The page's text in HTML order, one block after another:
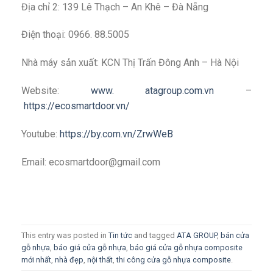
Địa chỉ 2: 139 Lê Thạch – An Khê – Đà Nẵng
Điện thoại: 0966. 88.5005
Nhà máy sản xuất: KCN Thị Trấn Đông Anh – Hà Nội
Website: www. atagroup.com.vn –
https://ecosmartdoor.vn/
Youtube: https://by.com.vn/ZrwWeB
Email: ecosmartdoor@gmail.com
This entry was posted in Tin tức and tagged ATA GROUP, bán cửa
gỗ nhựa báo giá cửa gỗ nhựa báo giá cửa gỗ nhựa composite
mới nhất nhà đẹp nội thất ,thi công cửa gỗ nhựa composite